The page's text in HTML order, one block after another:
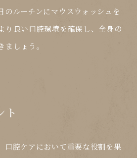
のルーチンにマウスウォッシュを
り良い口腔環境を確保し、全身の
しょう。
ト
口腔ケアにおいて重要な役割を果